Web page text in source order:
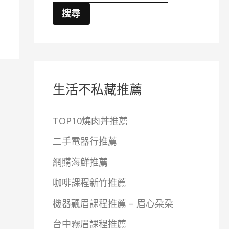
搜尋
生活不私藏推薦
TOP10燒肉丼推薦
二手電器行推薦
網購海鮮推薦
咖啡課程新竹推薦
機器飄眉課程推薦 – 眉心朶朶
台中霧眉課程推薦